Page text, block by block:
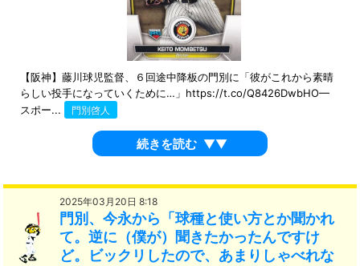
【阪神】藤川球児監督、６回途中降板の門別に「彼がこれから素晴
らしい投手になっていくために…」https://t.co/Q8426DwbHO—
スポー...
門別啓人
続きを読む ▼▼
2025年03月20日 8:18
門別、今永から「球種と使い方とか聞かれ
て。逆に（僕が）聞きたかったんですけ
ど。ビックリしたので、あまりしゃべれな